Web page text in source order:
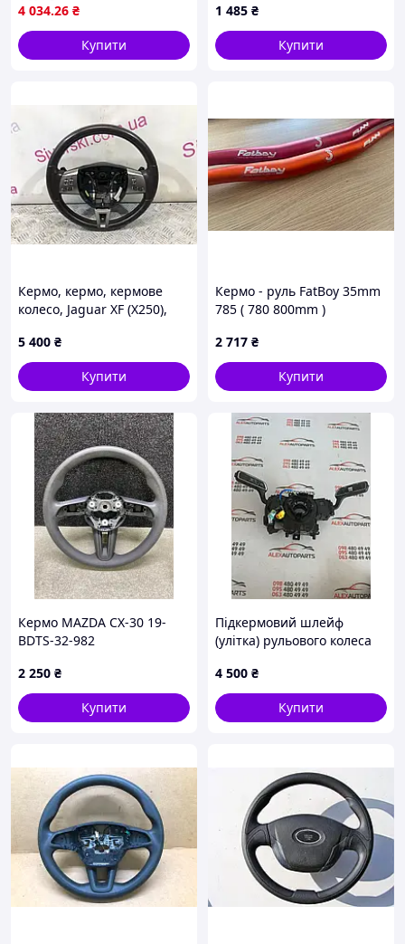
вимикачем аварійної
сигналізації
4 034.26 ₴
Купити
1 485 ₴
Купити
Кермо, кермо, кермове
колесо, Jaguar XF (X250),
5 400 ₴
Купити
Кермо - руль FatBoy 35mm
785 ( 780 800mm )
2 717 ₴
Купити
Кермо MAZDA CX-30 19-
BDTS-32-982
2 250 ₴
Купити
Підкермовий шлейф
(улітка) рульового колеса
14A664-CB
4 500 ₴
Купити